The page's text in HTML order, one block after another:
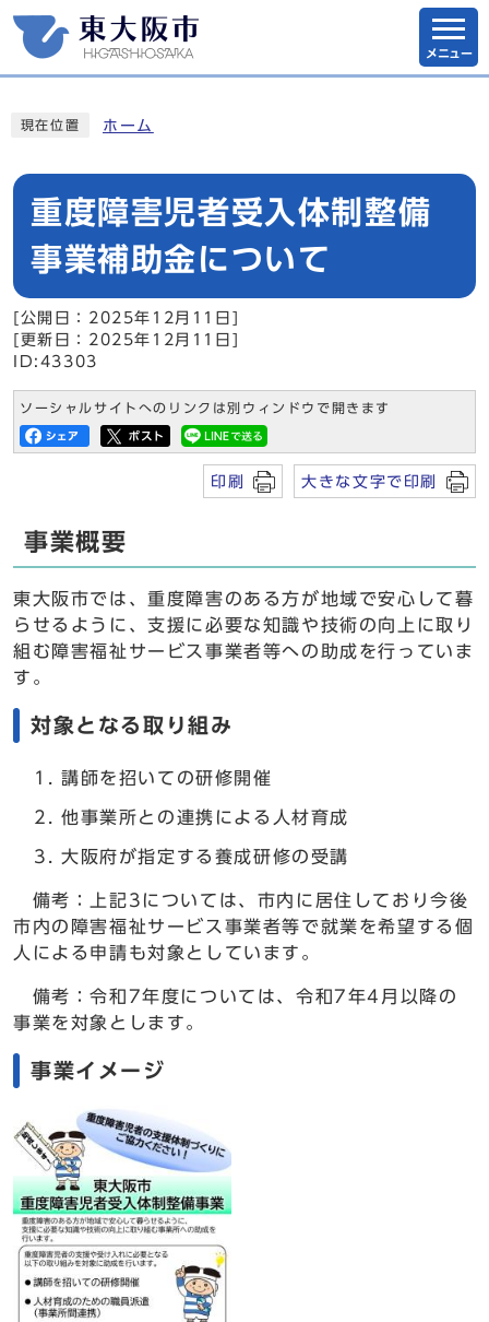
メニュー
現在位置 ホーム
重度障害児者受入体制整備
事業補助金について
[公開日：2025年12月11日]
[更新日：2025年12月11日]
ID:43303
ソーシャルサイトへのリンクは別ウィンドウで開きます
印刷 大きな文字で印刷
事業概要
東大阪市では、重度障害のある方が地域で安心して暮
らせるように、支援に必要な知識や技術の向上に取り
組む障害福祉サービス事業者等への助成を行っていま
す。
対象となる取り組み
講師を招いての研修開催
他事業所との連携による人材育成
大阪府が指定する養成研修の受講
備考：上記3については、市内に居住しており今後
市内の障害福祉サービス事業者等で就業を希望する個
人による申請も対象としています。
備考：令和7年度については、令和7年4月以降の
事業を対象とします。
事業イメージ